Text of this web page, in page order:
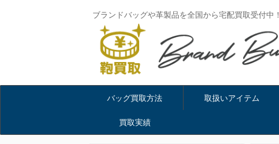
ブランドバッグや革製品を全国から宅配買取受付中！
バッグ買取方法 取扱いアイテム
買取実績